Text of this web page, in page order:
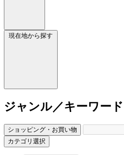
現在地から探す
ジャンル／キーワード
ショッピング・お買い物
カテゴリ選択